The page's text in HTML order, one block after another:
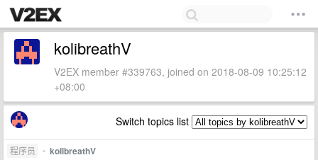
kolibreathV
V2EX member #339763, joined on 2018-08-09 10:25:12
+08:00
Switch topics list
程序员 • kolibreathV